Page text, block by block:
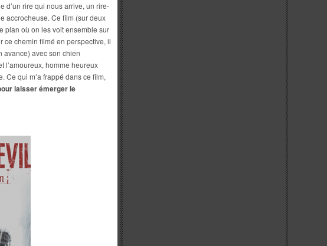
d’un rire qui nous arrive, un rire-
accrocheuse. Ce film (sur deux
plan où on les voit ensemble sur
ce chemin filmé en perspective, il
avance) avec son chien
l’amoureux, homme heureux
Ce qui m’a frappé dans ce film,
laisser émerger le